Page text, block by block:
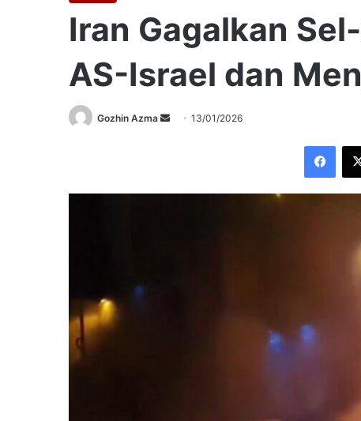
Iran Gagalkan
AS-Israel dan
Gozhin Azma
Send13/01/2026